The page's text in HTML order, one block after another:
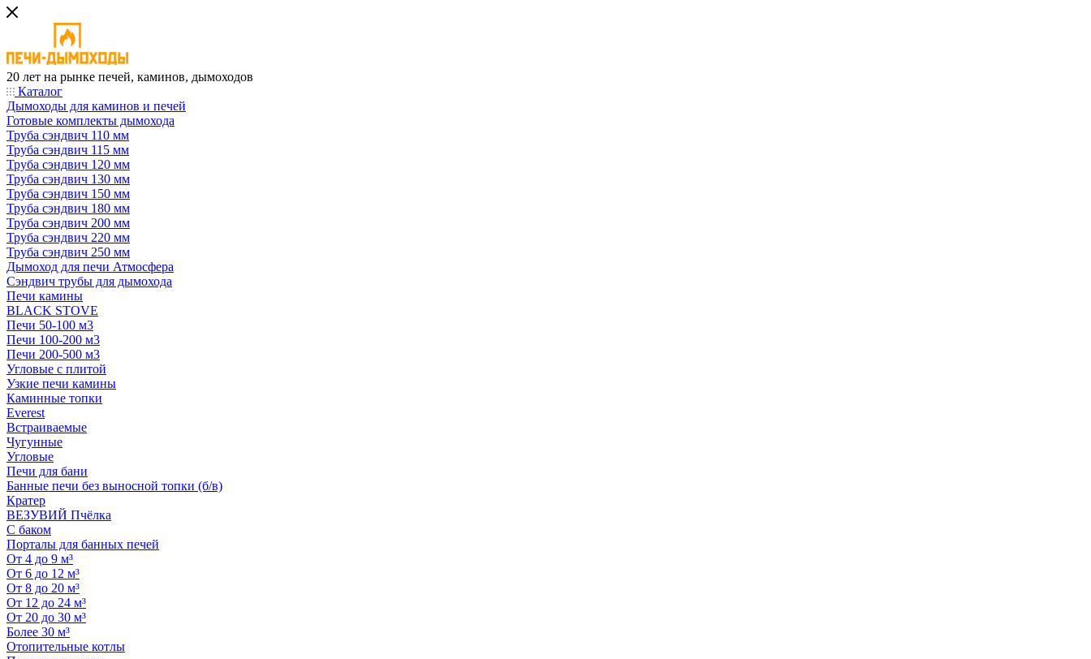
20 лет на рынке печей, каминов, дымоходов
Каталог
Дымоходы для каминов и печей
Готовые комплекты дымохода
Труба сэндвич 110 мм
Труба сэндвич 115 мм
Труба сэндвич 120 мм
Труба сэндвич 130 мм
Труба сэндвич 150 мм
Труба сэндвич 180 мм
Труба сэндвич 200 мм
Труба сэндвич 220 мм
Труба сэндвич 250 мм
Дымоход для печи Атмосфера
Сэндвич трубы для дымохода
Печи камины
BLACK STOVE
Печи 50-100 м3
Печи 100-200 м3
Печи 200-500 м3
Угловые с плитой
Узкие печи камины
Каминные топки
Everest
Встраиваемые
Чугунные
Угловые
Печи для бани
Банные печи без выносной топки (б/в)
Кратер
ВЕЗУВИЙ Пчёлка
С баком
Порталы для банных печей
От 4 до 9 м³
От 6 до 12 м³
От 8 до 20 м³
От 12 до 24 м³
От 20 до 30 м³
Более 30 м³
Отопительные котлы